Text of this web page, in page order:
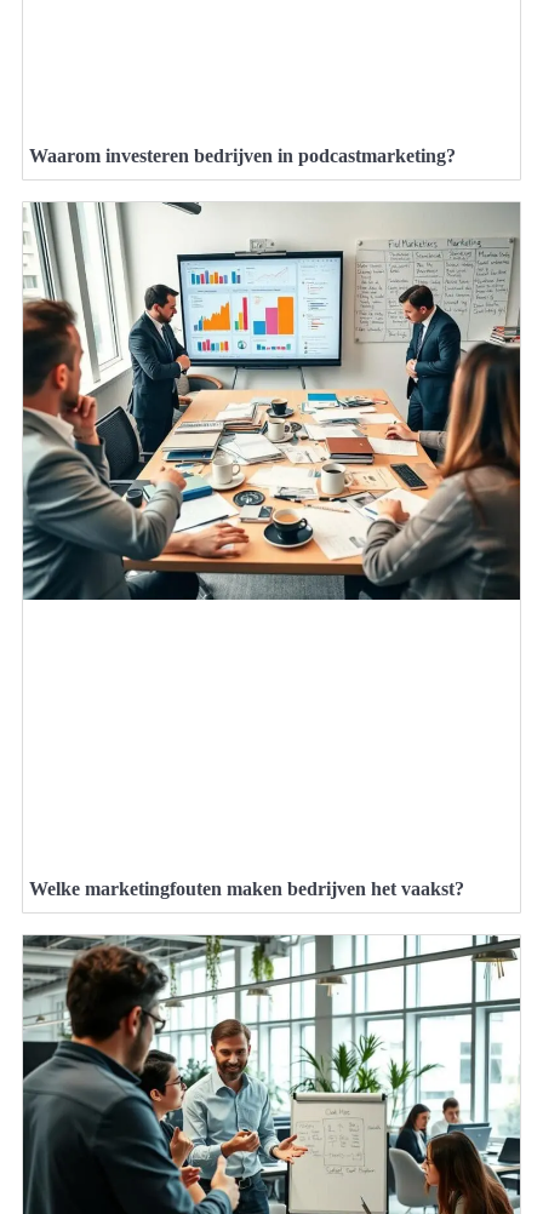
Waarom investeren bedrijven in podcastmarketing?
Welke marketingfouten maken bedrijven het vaakst?